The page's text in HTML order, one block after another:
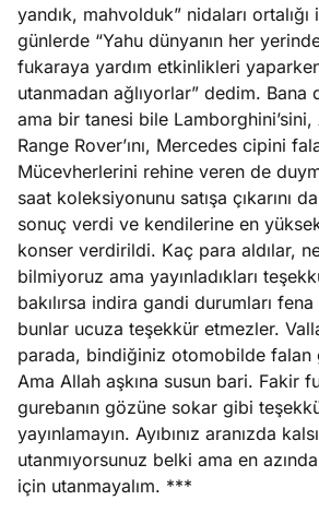
yandık, mahvolduk” nidaları
günlerde “Yahu dünyanın her
fukaraya yardım etkinlikleri
utanmadan ağlıyorlar” dedim. Bana
ama bir tanesi bile Lamborghini’sini,
Range Rover’ını, Mercedes cipini
Mücevherlerini rehine veren de
saat koleksiyonunu satışa çıkarını
sonuç verdi ve kendilerine en
konser verdirildi. Kaç para aldılar,
bilmiyoruz ama yayınladıkları
bakılırsa indira gandi durumları
bunlar ucuza teşekkür etmezler.
parada, bindiğiniz otomobilde falan
Ama Allah aşkına susun bari. Fakir
gurebanın gözüne sokar gibi
yayınlamayın. Ayıbınız aranızda
utanmıyorsunuz belki ama en
için utanmayalım. ***